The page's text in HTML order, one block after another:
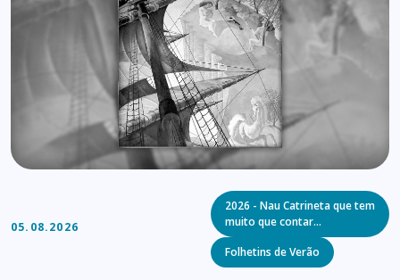
05.08.2026
Categories
2026 - Nau Catrineta que tem
muito que contar…
Folhetins de Verão